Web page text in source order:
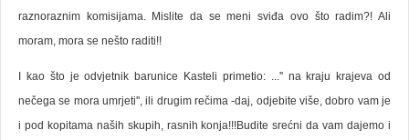
raznoraznim komisijama. Mislite da se meni sviđa ovo što radim?! Ali
moram, mora se nešto raditi!!
I kao što je odvjetnik barunice Kasteli primetio: ...'' na kraju krajeva od
nečega se mora umrjeti'', ili drugim rečima -daj, odjebite više, dobro vam je
i pod kopitama naših skupih, rasnih konja!!!Budite srećni da vam dajemo i